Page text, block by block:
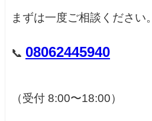
まずは一度ご相談ください。
📞 08062445940
（受付 8:00〜18:00）